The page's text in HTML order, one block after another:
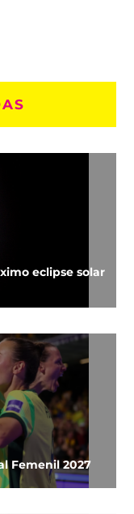
eclipse solar
Femenil 2027